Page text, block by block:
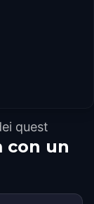
quest
con un